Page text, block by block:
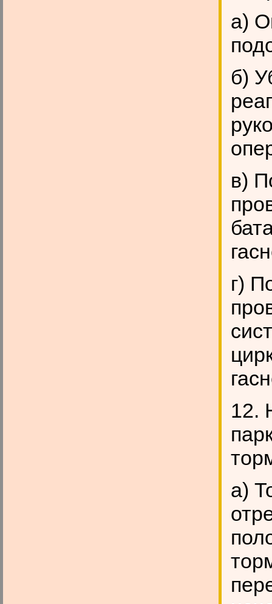
а)
б)
в)
г)
12.
а)